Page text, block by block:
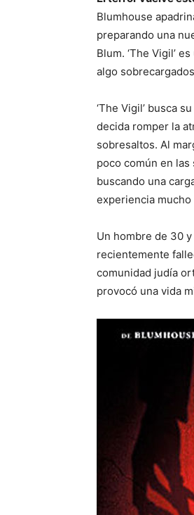
Blumhouse
preparando una
Blum. ‘The Vigil’
algo
‘The Vigil’ busca
decida romper la
sobresaltos. Al
poco común en
buscando una
experiencia
Un hombre de 30
recientemente
comunidad judía
provocó una vida